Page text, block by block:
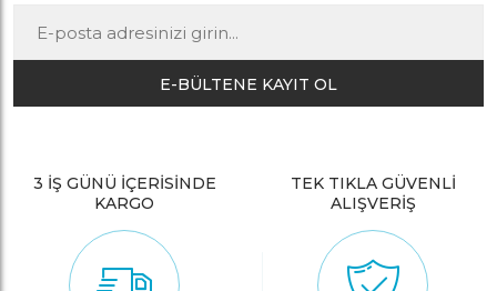
E-BÜLTENE KAYIT OL
3 İŞ GÜNÜ İÇERİSİNDE
KARGO
TEK TIKLA GÜVENLİ
ALIŞVERİŞ